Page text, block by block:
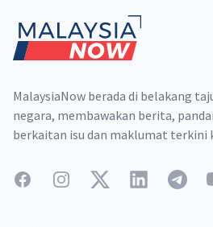
MalaysiaNow berada di belakang
negara, membawakan berita,
berkaitan isu dan maklumat terkini
FacebookInstagramTwitterLinkedIn